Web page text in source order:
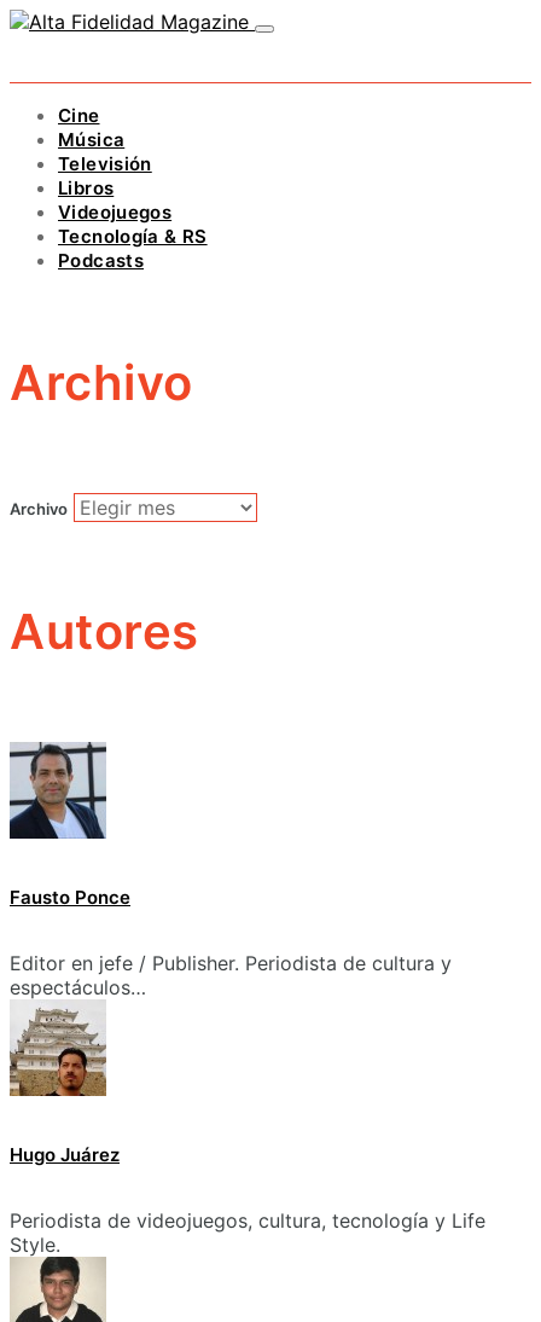
Cine
Música
Televisión
Libros
Videojuegos
Tecnología & RS
Podcasts
Archivo
Archivo
Autores
Fausto Ponce
Editor en jefe / Publisher. Periodista de cultura y
espectáculos…
Hugo Juárez
Periodista de videojuegos, cultura, tecnología y Life
Style.